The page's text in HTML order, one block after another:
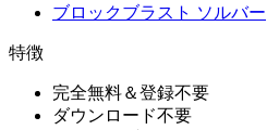
ブロックブラスト ソルバー
特徴
完全無料＆登録不要
ダウンロード不要